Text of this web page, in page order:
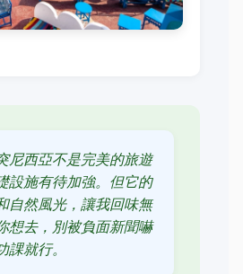
尼西亞不是完美的旅遊
設施有待加強。但它的
自然風光，讓我回味無
想去，別被負面新聞嚇
課就行。